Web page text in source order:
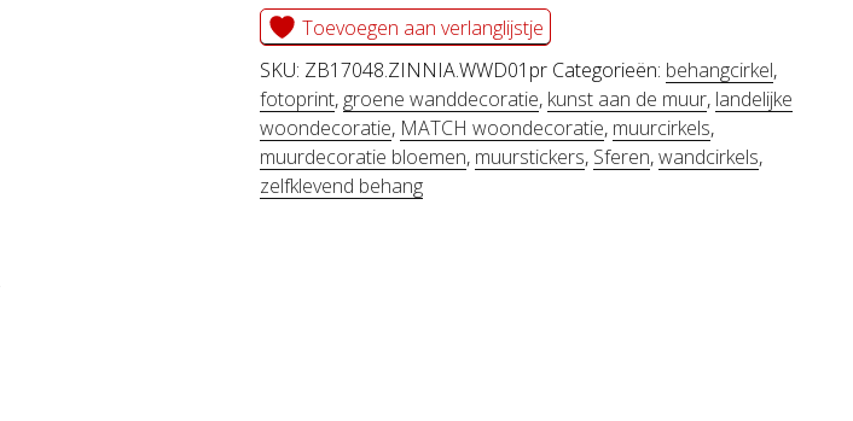
ZINNIA
aantal
Toevoegen aan verlanglijstje
SKU: ZB17048.ZINNIA.WWD01pr Categorieën: behangcirkel,
fotoprint, groene wanddecoratie, kunst aan de muur, landelijke
woondecoratie, MATCH woondecoratie, muurcirkels,
muurdecoratie bloemen, muurstickers, Sferen,wandcirkels,
zelfklevend behang